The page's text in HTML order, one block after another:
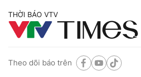
THỜI BÁO VTV
Theo dõi báo trên